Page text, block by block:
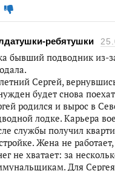
ребятушки
бывший подводник из-
Сергей,
будет снова
родился и вырос в
лодке. Карьера
службы получил
Жена не
не хватает: за
Для Сергея